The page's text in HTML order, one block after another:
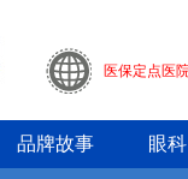
医保定点医
品牌故事 眼